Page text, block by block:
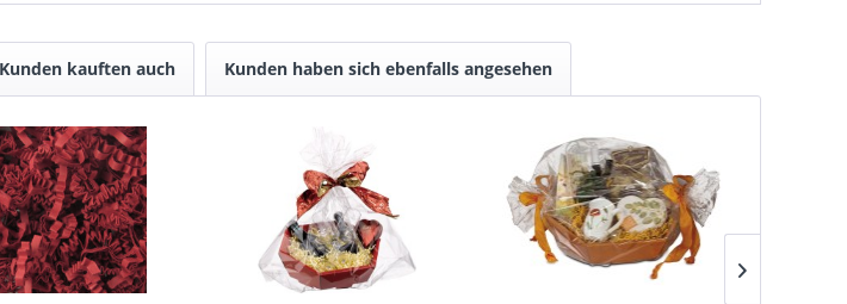
Kunden kauften auch Kunden haben sich ebenfalls angesehen